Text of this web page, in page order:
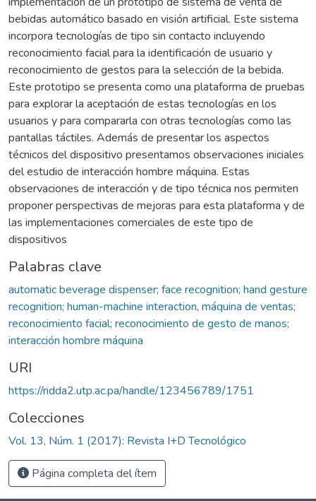
bebidas automático basado en visión artificial. Este sistema
incorpora tecnologías de tipo sin contacto incluyendo
reconocimiento facial para la identificación de usuario y
reconocimiento de gestos para la selección de la bebida.
Este prototipo se presenta como una plataforma de pruebas
para explorar la aceptación de estas tecnologías en los
usuarios y para compararla con otras tecnologías como las
pantallas táctiles. Además de presentar los aspectos
técnicos del dispositivo presentamos observaciones iniciales
del estudio de interacción hombre máquina. Estas
observaciones de interacción y de tipo técnica nos permiten
proponer perspectivas de mejoras para esta plataforma y de
las implementaciones comerciales de este tipo de
dispositivos
Palabras clave
automatic beverage dispenser; face recognition; hand gesture
recognition; human-machine interaction, máquina de ventas;
reconocimiento facial; reconocimiento de gesto de manos;
interacción hombre máquina
URI
https://ridda2.utp.ac.pa/handle/123456789/1751
Colecciones
Vol. 13, Núm. 1 (2017): Revista I+D Tecnológico
Página completa del ítem